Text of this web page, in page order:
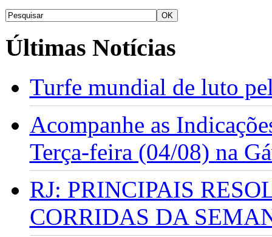
Últimas Notícias
Turfe mundial de luto
Acompanhe as
Terça-feira (04/08) na
RJ: PRINCIPAIS
CORRIDAS DA